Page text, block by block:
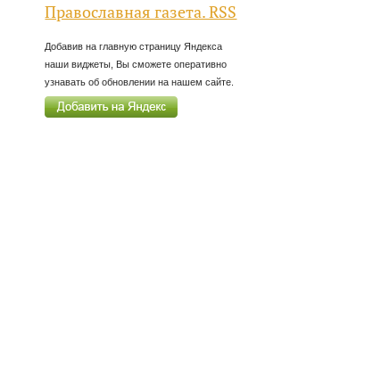
Православная газета. RSS
Добавив на главную страницу Яндекса
наши виджеты, Вы сможете оперативно
узнавать об обновлении на нашем сайте.